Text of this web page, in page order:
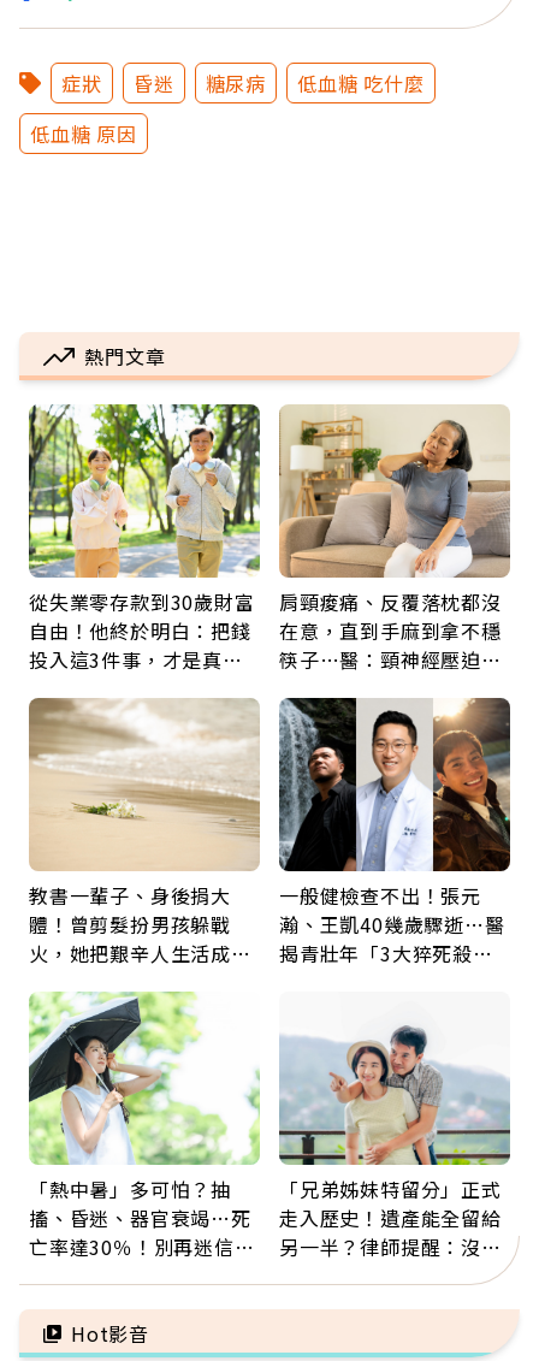
症狀 昏迷 糖尿病
低血糖 吃什麼
低血糖 原因
熱門文章
從失業零存款到30歲財富
自由！他終於明白：把錢
投入這3件事，才是真正
肩頸痠痛、反覆落枕都沒
在意，直到手麻到拿不穩
筷子…醫：頸神經壓迫上
鍵
教書一輩子、身後捐大
體！曾剪髮扮男孩躲戰
火，她把艱辛人生活成風
福
一般健檢查不出！張元
瀚、王凱40幾歲驟逝…醫
揭青壯年「3大猝死殺
「熱中暑」多可怕？抽
搐、昏迷、器官衰竭…死
亡率達30％！別再迷信
5招才能真救命
「兄弟姊妹特留分」正式
走入歷史！遺產能全留給
另一半？律師提醒：沒做
Hot影音